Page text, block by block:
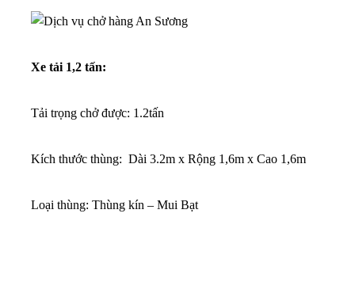
Xe tải 1,2 tấn:
Tải trọng chở được: 1.2tấn
Kích thước thùng: Dài 3.2m x Rộng 1,6m x Cao 1,6m
Loại thùng: Thùng kín – Mui Bạt